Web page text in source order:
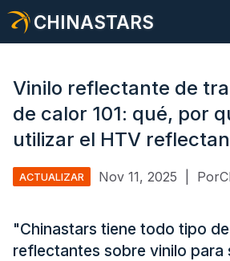
CHINASTARS
Material/cinta reflectante
Tela reflectante de moda.
Material que brilla en la
Vinilo reflectante de
de calor 101: qué, por
utilizar el HTV
ACTUALIZAR Nov 11, 2025
"Chinastars tiene todo tipo
reflectantes sobre vinilo para